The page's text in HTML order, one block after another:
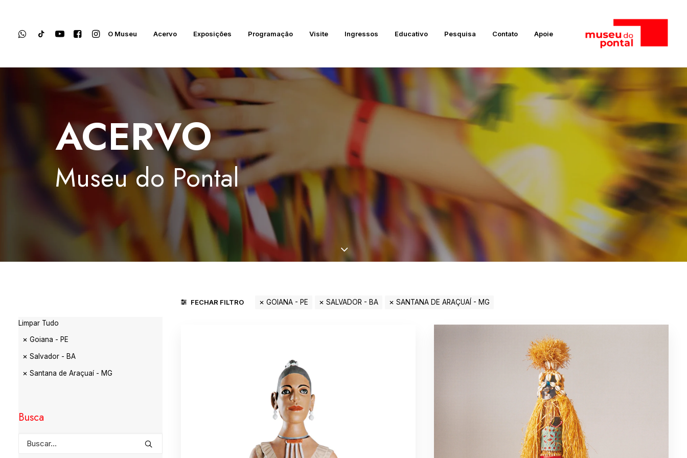
O Museu Acervo Exposições Programação Visite Ingressos Educativo Pesquisa Contato Apoie
ACERVO
Museu do Pontal
Limpar Tudo
Goiana - PE
Salvador - BA
Santana de Araçuaí - MG
Busca
FECHAR FILTRO GOIANA - PE SALVADOR - BA SANTANA DE ARAÇUAÍ - MG